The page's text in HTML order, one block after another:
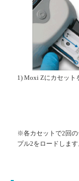
1) Moxi Zにカセット
※各カセットで2回
プル2をロードします